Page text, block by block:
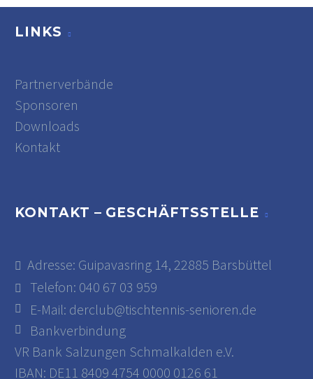
LINKS
Partnerverbände
Sponsoren
Downloads
Kontakt
KONTAKT – GESCHÄFTSSTELLE
Adresse: Guipavasring 14, 22885 Barsbüttel
Telefon: 040 67 03 959
E-Mail: derclub@tischtennis-senioren.de
Bankverbindung
VR Bank Salzungen Schmalkalden e.V.
IBAN: DE11 8409 4754 0000 0126 61